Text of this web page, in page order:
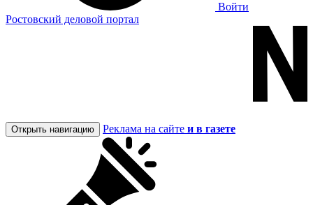
Войти
Ростовский деловой портал
Открыть навигацию Реклама на сайте и в газете